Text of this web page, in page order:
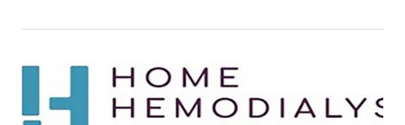
Қабылдайды
АИТВ пациенттері
В гепатиті бар пациенттер